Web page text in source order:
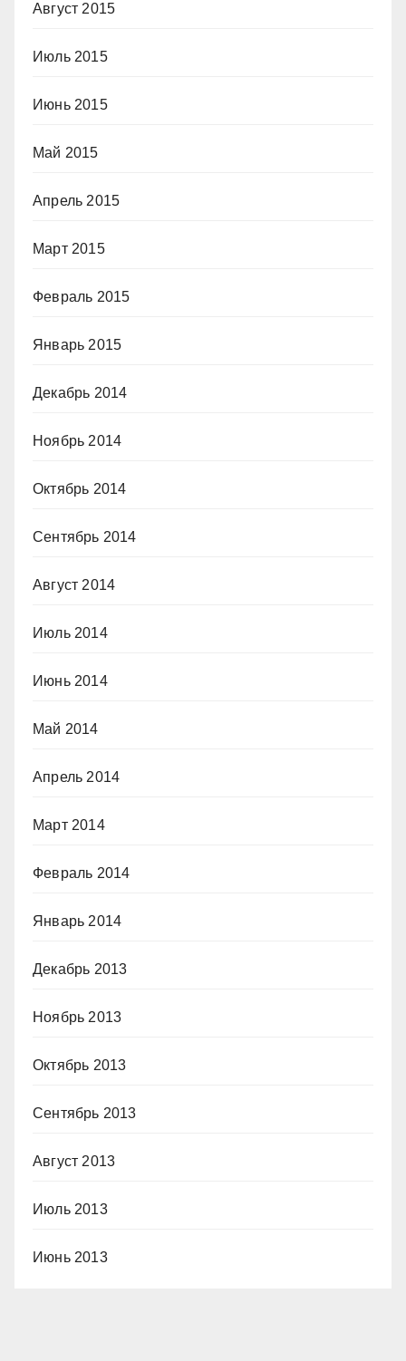
Август 2015
Июль 2015
Июнь 2015
Май 2015
Апрель 2015
Март 2015
Февраль 2015
Январь 2015
Декабрь 2014
Ноябрь 2014
Октябрь 2014
Сентябрь 2014
Август 2014
Июль 2014
Июнь 2014
Май 2014
Апрель 2014
Март 2014
Февраль 2014
Январь 2014
Декабрь 2013
Ноябрь 2013
Октябрь 2013
Сентябрь 2013
Август 2013
Июль 2013
Июнь 2013